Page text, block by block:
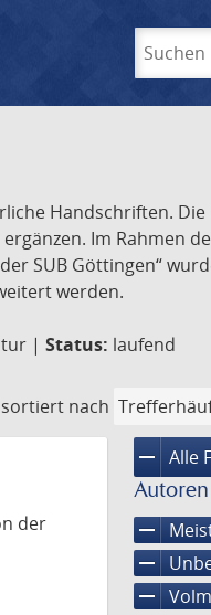
Handschriften.
Im Rahmen
SUB Göttingen“
werden.
| Status: laufend
sortiert nach
remove Alle
Autoren
remove
remove
remove
der